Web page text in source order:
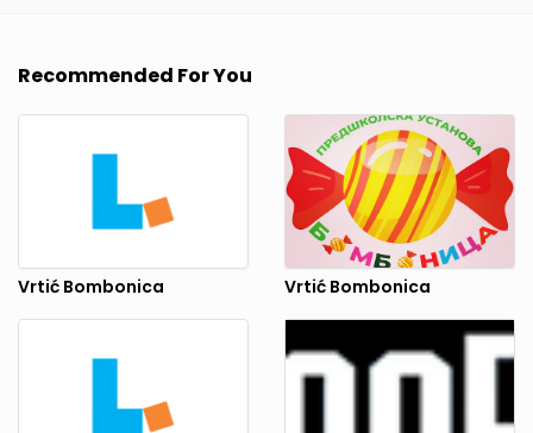
Recommended For You
Vrtić Bombonica Vrtić Bombonica